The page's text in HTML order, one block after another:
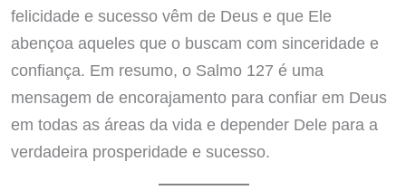
felicidade e sucesso vêm de Deus e que Ele
abençoa aqueles que o buscam com sinceridade e
confiança. Em resumo, o Salmo 127 é uma
mensagem de encorajamento para confiar em Deus
em todas as áreas da vida e depender Dele para a
verdadeira prosperidade e sucesso.